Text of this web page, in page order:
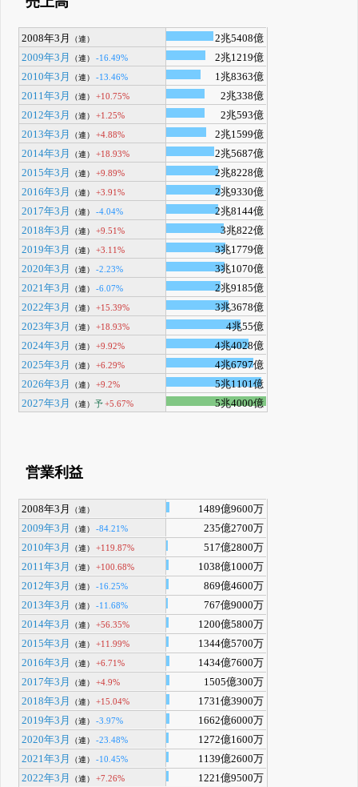
2008年3月 （連）
2兆5408億
2009年3月
（連） -16.49%
2兆1219億
2010年3月
（連） -13.46%
1兆8363億
2011年3月
（連） +10.75%
2兆338億
2012年3月
（連） +1.25%
2兆593億
2013年3月
（連） +4.88%
2兆1599億
2014年3月
（連） +18.93%
2兆5687億
2015年3月
（連） +9.89%
2兆8228億
2016年3月
（連） +3.91%
2兆9330億
2017年3月
（連） -4.04%
2兆8144億
2018年3月
（連） +9.51%
3兆822億
2019年3月
（連） +3.11%
3兆1779億
2020年3月
（連） -2.23%
3兆1070億
2021年3月
（連） -6.07%
2兆9185億
2022年3月
（連） +15.39%
3兆3678億
2023年3月
（連） +18.93%
4兆55億
2024年3月
（連） +9.92%
4兆4028億
2025年3月
（連） +6.29%
4兆6797億
2026年3月
（連） +9.2%
5兆1101億
2027年3月
（連）予+5.67% 5兆4000億
営業利益
2008年3月 （連）
1489億9600万
2009年3月
（連） -84.21%
235億2700万
2010年3月
（連） +119.87%
517億2800万
2011年3月
（連） +100.68%
1038億1000万
2012年3月
（連） -16.25%
869億4600万
2013年3月
（連） -11.68%
767億9000万
2014年3月
（連） +56.35%
1200億5800万
2015年3月
（連） +11.99%
1344億5700万
2016年3月
（連） +6.71%
1434億7600万
2017年3月
（連） +4.9%
1505億300万
2018年3月
（連） +15.04%
1731億3900万
2019年3月
（連） -3.97%
1662億6000万
2020年3月
（連） -23.48%
1272億1600万
2021年3月
（連） -10.45%
1139億2600万
2022年3月
（連） +7.26%
1221億9500万